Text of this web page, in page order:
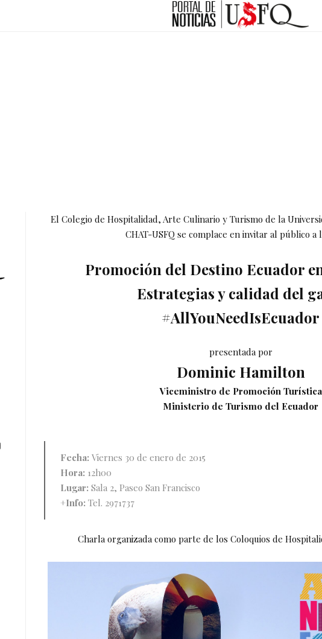
El Colegio de Hospitalidad, Arte Culinario y Turismo de la
CHAT-USFQ se complace en invitar al público a
Promoción del Destino Ecuador
Estrategias y calidad del
#AllYouNeedIsEcuador
presentada por
Dominic Hamilton
Viceministro de Promoción Turística
Ministerio de Turismo del Ecuador
Fecha: Viernes 30 de enero de 2015
Hora: 12h00
Lugar: Sala 2, Paseo San Francisco
+Info: Tel. 2971737
Charla organizada como parte de los Coloquios de